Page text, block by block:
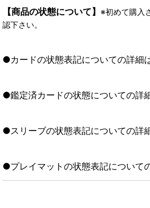
【商品の状態について】 ※初めて購入
認下さい。
●カードの状態表記についての詳細
●鑑定済カードの状態についての詳
●スリーブの状態表記についての詳
●プレイマットの状態表記について